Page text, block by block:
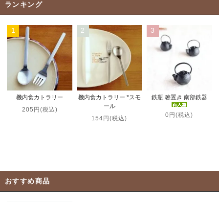
ランキング
1
機内食カトラリー
205円(税込)
2
機内食カトラリー *スモ
ール
154円(税込)
3
鉄瓶 箸置き 南部鉄器
0円(税込)
おすすめ商品